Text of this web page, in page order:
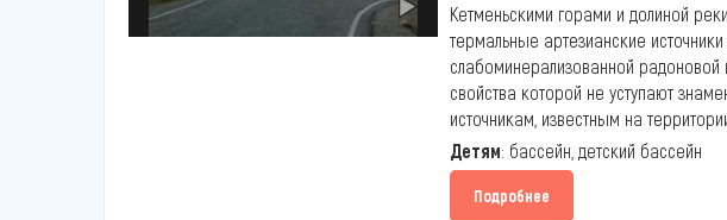
Кетменьскими горами и долиной
термальные артезианские
слабоминерализованной радоновой
свойства которой не уступают
источникам, известным на
Детям: бассейн, детский бассейн
Подробнее